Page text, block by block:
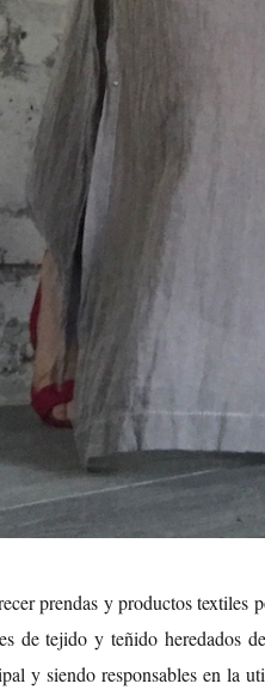
prendas y productos textiles
de tejido y teñido heredados
y siendo responsables en la